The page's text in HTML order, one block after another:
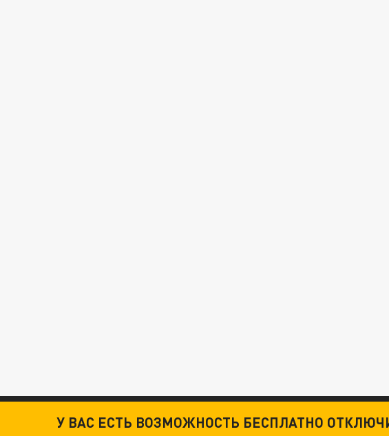
У ВАС ЕСТЬ ВОЗМОЖНОСТЬ БЕСПЛАТНО